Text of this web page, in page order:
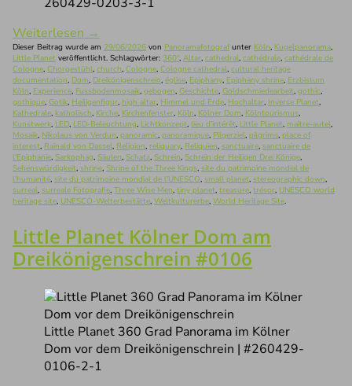
Weiterlesen →
Dieser Beitrag wurde am 29/06/2026 von Panoramafotografunter Köln, Kugelpanorama,
Little Planet veröffentlicht. Schlagwörter: 360°, Altar, cathedral, cathédrale, cathédrale de
Cologne, Chorgestühl, church, Cologne, Cologne cathedral, cultural heritage
documentation, Dom, Dreikönigenschrein, église, Epiphany, Epiphany shrine, Erzbistum
Köln, Experience, Fussbodenmosaik, gebogen, Geschichte, Goldschmiedearbeit, gothic,
gothique, Gotik, Heiligenfigur, high altar, Himmel und Erde, Hochaltar, Inverse Planet,
Kathedrale, katholisch, Kirche, Kirchenfenster, Köln, Kölner Dom, Kölntourismus,
Kunstwerk, LED, LED-Beleuchtung, Lichtkonzept, lieu d'intérêt, Little Planet, maître-autel,
Mosaik, Nikolaus von Verdun, panoramic, panoramique, Pilgerziel, pilgrims, place of
interest, Rainald von Dassel, Religion, reliquary, Reliquien, sanctuaire, sanctuaire de
l'Epiphanie, Sarkophag, Säulen, Schatz, Schrein, Schrein der Heiligen Drei Könige,
Sehenswürdigkeit, shrine, Shrine of the Three Kings, site du patrimoine mondial de
l'humanité, site du patrimoine mondial de l'UNESCO, small planet, stereographic down,
surreal, surreale Fotografie, Three Wise Men, tiny planet, treasure, trésor, UNESCO world
heritage site, UNESCO-Welterbestätte, Weltkulturerbe, World Heritage Site.
Little Planet Kölner Dom am
Dreikönigenschrein #0106
Little Planet 360 Grad Panorama im Kölner
Dom vor dem Dreikönigenschrein | #260429-
0106-2-1